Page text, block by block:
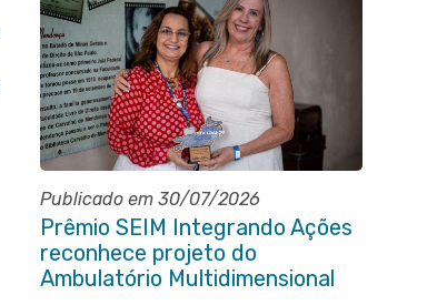
Publicado em 30/07/2026
Prêmio SEIM Integrando Ações
reconhece projeto do
Ambulatório Multidimensional